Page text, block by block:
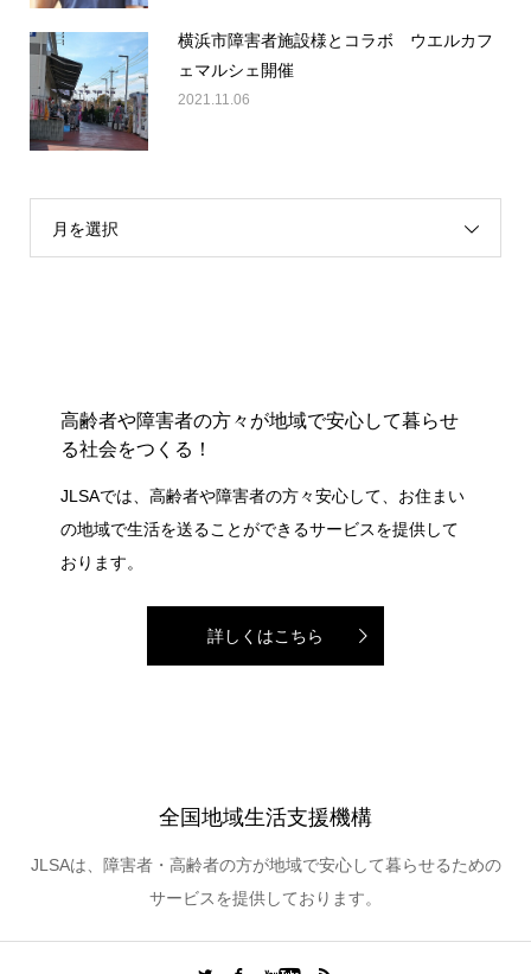
横浜市障害者施設様とコラボ ウエルカフ
ェマルシェ開催
2021.11.06
月を選択
高齢者や障害者の方々が地域で安心して暮らせ
る社会をつくる！
JLSAでは、高齢者や障害者の方々安心して、お住まい
の地域で生活を送ることができるサービスを提供して
おります。
詳しくはこちら
全国地域生活支援機構
JLSAは、障害者・高齢者の方が地域で安心して暮らせるための
サービスを提供しております。